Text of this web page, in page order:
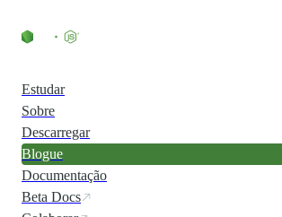
Estudar
Sobre
Descarregar
Blogue
Documentação
Beta Docs